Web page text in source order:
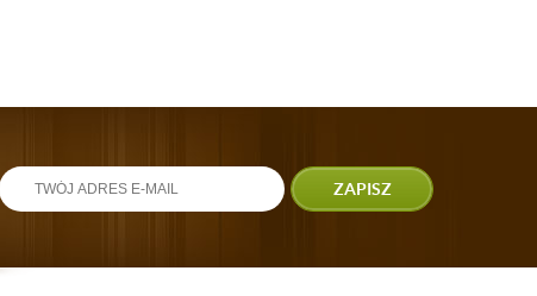
ZAPISZ